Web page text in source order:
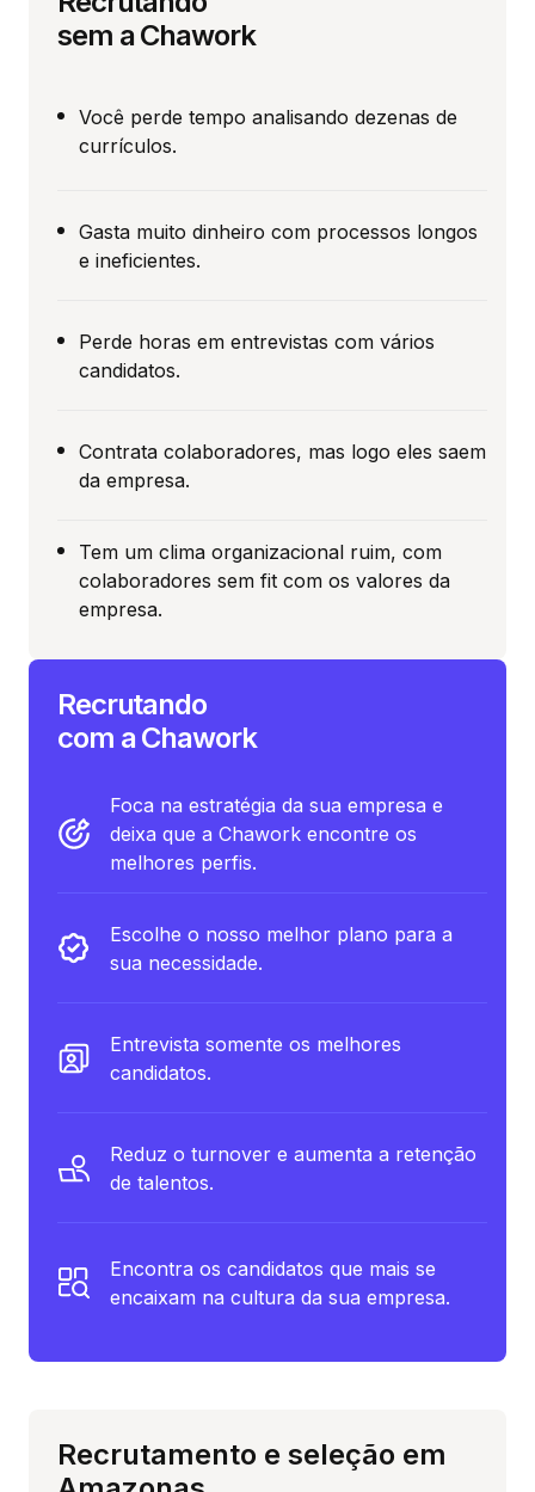
sem a Chawork
Você perde tempo analisando dezenas de
currículos.
Gasta muito dinheiro com processos longos
e ineficientes.
Perde horas em entrevistas com vários
candidatos.
Contrata colaboradores, mas logo eles saem
da empresa.
Tem um clima organizacional ruim, com
colaboradores sem fit com os valores da
empresa.
Recrutando
com a Chawork
Foca na estratégia da sua empresa e
deixa que a Chawork encontre os
melhores perfis.
Escolhe o nosso melhor plano para a
sua necessidade.
Entrevista somente os melhores
candidatos.
Reduz o turnover e aumenta a retenção
de talentos.
Encontra os candidatos que mais se
encaixam na cultura da sua empresa.
Recrutamento e seleção em